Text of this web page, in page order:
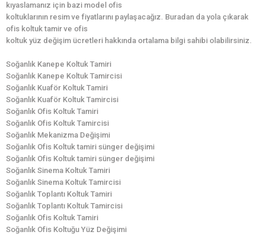
kıyaslamanız için bazi model ofis
koltuklarının resim ve fiyatlarını paylaşacağız. Buradan da yola çıkarak
ofis koltuk tamir ve ofis
koltuk yüz değişim ücretleri hakkında ortalama bilgi sahibi olabilirsiniz.
Soğanlık Kanepe Koltuk Tamiri
Soğanlık Kanepe Koltuk Tamircisi
Soğanlık Kuaför Koltuk Tamiri
Soğanlık Kuaför Koltuk Tamircisi
Soğanlık Ofis Koltuk Tamiri
Soğanlık Ofis Koltuk Tamircisi
Soğanlık Mekanizma Değişimi
Soğanlık Ofis Koltuk tamiri sünger değişimi
Soğanlık Ofis Koltuk tamiri sünger değişimi
Soğanlık Sinema Koltuk Tamiri
Soğanlık Sinema Koltuk Tamircisi
Soğanlık Toplantı Koltuk Tamiri
Soğanlık Toplantı Koltuk Tamircisi
Soğanlık Ofis Koltuk Tamiri
Soğanlık Ofis Koltuğu Yüz Değişimi